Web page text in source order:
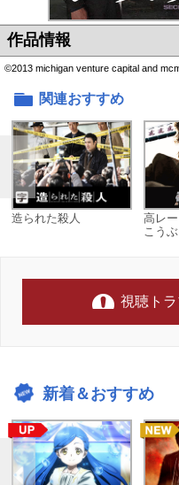
作品情報
©2013 michigan venture capital and
関連おすすめ
造られた殺人
高レ
こう
視聴ト
新着＆おすすめ